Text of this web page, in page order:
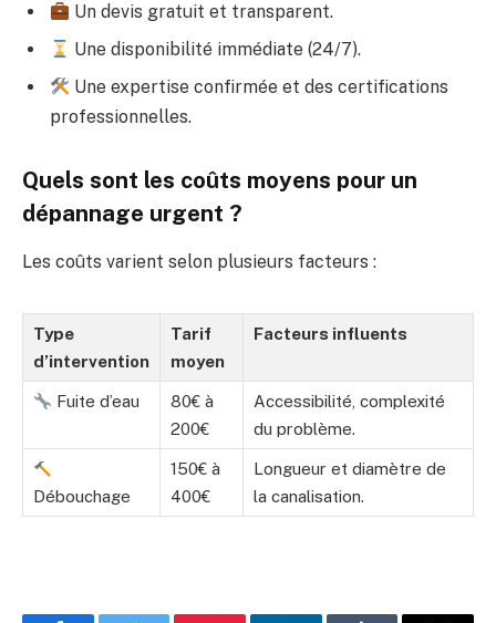
Un devis gratuit et transparent.
Une disponibilité immédiate (24/7).
Une expertise confirmée et des certifications
professionnelles.
Quels sont les coûts moyens pour un
dépannage urgent ?
Les coûts varient selon plusieurs facteurs :
Type
d’intervention
Tarif
moyen
Facteurs influents
Fuite d’eau
80€ à
200€
Accessibilité, complexité
du problème.
Débouchage
150€ à
400€
Longueur et diamètre de
la canalisation.